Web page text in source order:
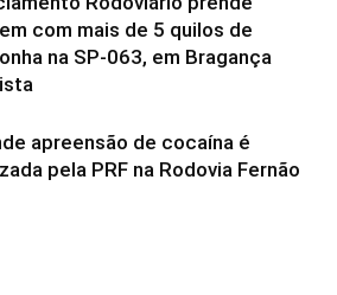
com mais de 5 quilos de
na SP-063, em Bragança
apreensão de cocaína é
pela PRF na Rodovia Fernão